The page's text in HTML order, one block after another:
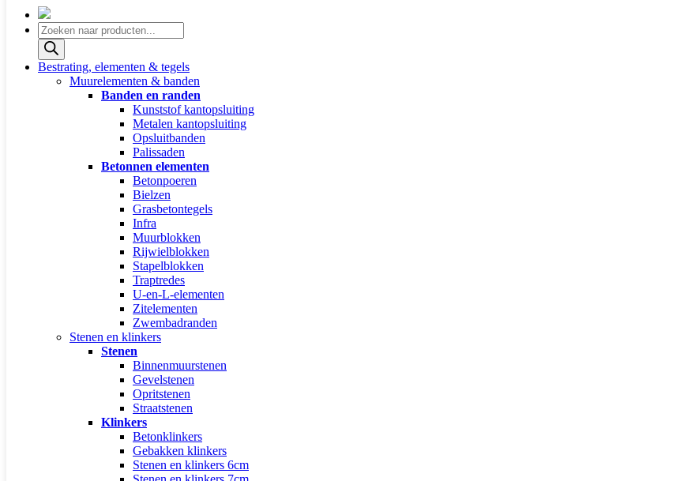
Producten
zoeken
Bestrating, elementen & tegels
Muurelementen & banden
Banden en randen
Kunststof kantopsluiting
Metalen kantopsluiting
Opsluitbanden
Palissaden
Betonnen elementen
Betonpoeren
Bielzen
Grasbetontegels
Infra
Muurblokken
Rijwielblokken
Stapelblokken
Traptredes
U-en-L-elementen
Zitelementen
Zwembadranden
Stenen en klinkers
Stenen
Binnenmuurstenen
Gevelstenen
Opritstenen
Straatstenen
Klinkers
Betonklinkers
Gebakken klinkers
Stenen en klinkers 6cm